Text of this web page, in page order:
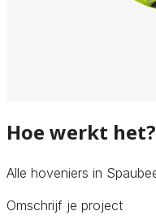
Hoe werkt het?
Alle hoveniers in
Omschrijf je project